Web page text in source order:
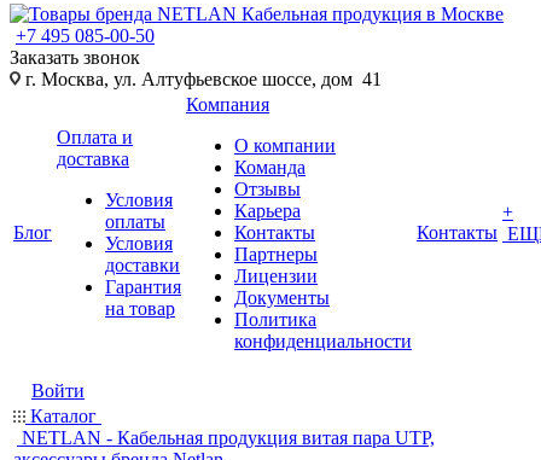
+7 495 085-00-50
Заказать звонок
г. Москва, ул. Алтуфьевское шоссе, дом 41
Блог
Оплата и
доставка
Условия
оплаты
Условия
доставки
Гарантия
на товар
Компания
О компании
Команда
Отзывы
Карьера
Контакты
Партнеры
Лицензии
Документы
Политика
конфиденциальности
Контакты
+
Войти
Каталог
NETLAN - Кабельная продукция витая пара UTP,